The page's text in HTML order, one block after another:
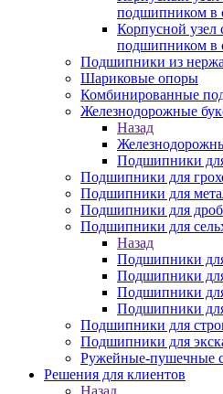
подшипником в
Корпусной узел
подшипником в
Подшипники из
Шариковые опоры
Комбинированные
Железнодорожные
Назад
Подшипники
Подшипники для
Подшипники для
Подшипники для
Подшипники для
Назад
Подшипники
Подшипники
Подшипники
Подшипники
Подшипники для
Подшипники для
Ружейные-пушечные
Решения для клиентов
Назад